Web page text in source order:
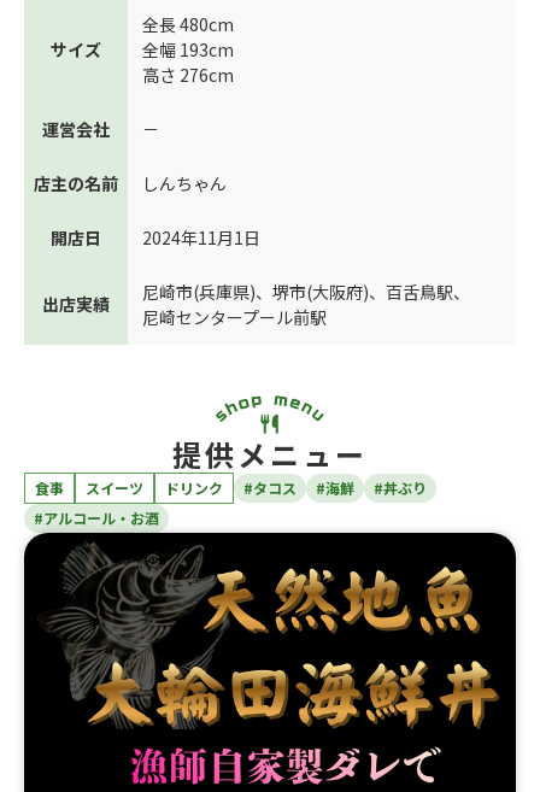
サイズ
全長 480cm
全幅 193cm
高さ 276cm
運営会社 －
店主の名前 しんちゃん
開店日 2024年11月1日
出店実績
尼崎市(兵庫県)、 堺市(大阪府)、 百舌鳥駅、
尼崎センタープール前駅
提供メニュー
食事 スイーツ ドリンク #タコス #海鮮
#丼ぶり
#アルコール・お酒